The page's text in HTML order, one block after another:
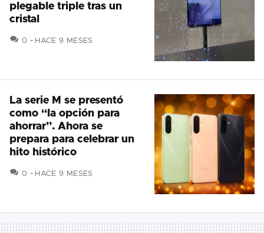
plegable triple tras un
cristal
0 COMENTARIOS
HACE 9 MESES
La serie M se presentó
como “la opción para
ahorrar”. Ahora se
prepara para celebrar un
hito histórico
0 COMENTARIOS
HACE 9 MESES